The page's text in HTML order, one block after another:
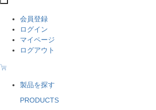
会員登録
ログイン
マイページ
ログアウト
製品を探す
PRODUCTS